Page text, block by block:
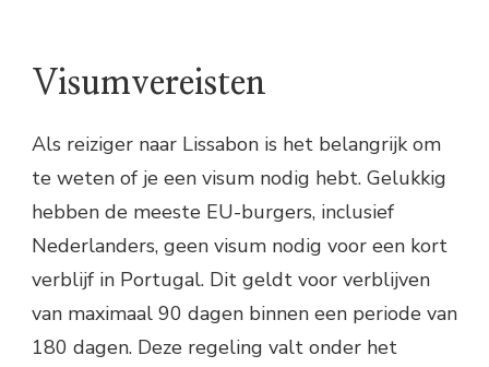
Visumvereisten
Als reiziger naar Lissabon is het belangrijk om
te weten of je een visum nodig hebt. Gelukkig
hebben de meeste EU-burgers, inclusief
Nederlanders, geen visum nodig voor een kort
verblijf in Portugal. Dit geldt voor verblijven
van maximaal 90 dagen binnen een periode van
180 dagen. Deze regeling valt onder het